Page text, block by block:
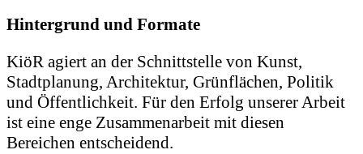
Hintergrund und Formate
KiöR agiert an der Schnittstelle von Kunst,
Stadtplanung, Architektur, Grünflächen, Politik
und Öffentlichkeit. Für den Erfolg unserer Arbeit
ist eine enge Zusammenarbeit mit diesen
Bereichen entscheidend.